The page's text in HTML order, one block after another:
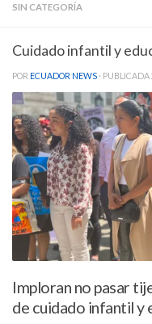
SIN CATEGORÍA
Cuidado infantil y
POR ECUADOR NEWS · PUBLICADA
Imploran no pasar
de cuidado infantil y